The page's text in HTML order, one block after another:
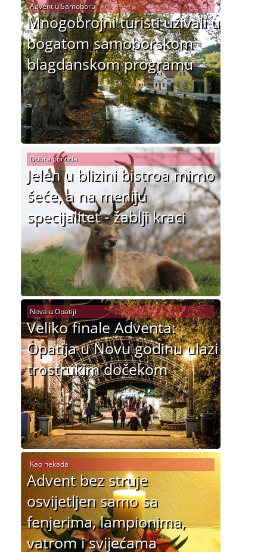
Mnogobrojni turisti uživali u
bogatom samoborskom
blagdanskom programu
Advent u Samoboru
Jelen u blizini bistroa mirno
šeće, a na meniju
specijalitet - žablji kraci
Dobra ponuda
Veliko finale Adventa:
Opatija u Novu godinu ulazi
trostrukim dočekom
Nova u Opatiji
Advent bez struje
osvijetljen samo sa
fenjerima, lampionima,
vatrom i svijećama
Kao nekada